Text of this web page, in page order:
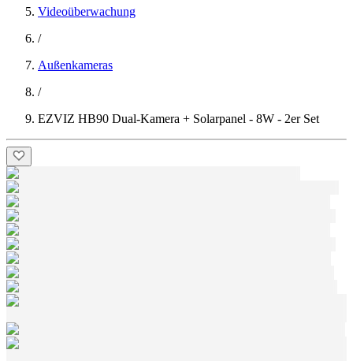
Videoüberwachung
/
Außenkameras
/
EZVIZ HB90 Dual-Kamera + Solarpanel - 8W - 2er Set